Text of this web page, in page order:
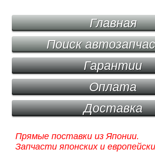
Главная
Поиск
Гарантии
Оплата
Доставка
Прямые поставки из Японии.
Запчасти японских и